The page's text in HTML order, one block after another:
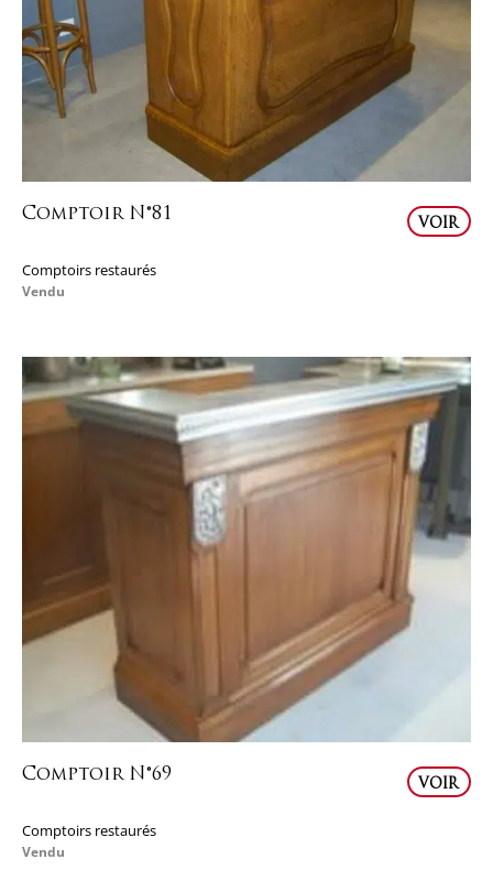
Comptoir N°81
VOIR
Comptoirs restaurés
Vendu
Comptoir N°69
VOIR
Comptoirs restaurés
Vendu